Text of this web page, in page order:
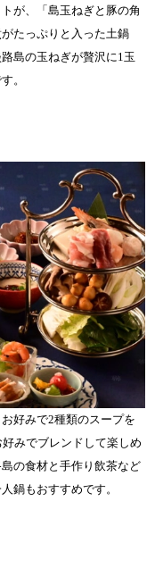
が、「島玉ねぎと豚の角
たっぷりと入った土鍋
島の玉ねぎが贅沢に1玉
。
好みで2種類のスープを
みでブレンドして楽しめ
の食材と手作り飲茶など
鍋もおすすめです。